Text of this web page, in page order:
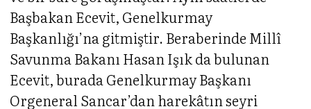
Başbakan Ecevit, Genelkurmay
Başkanlığı’na gitmiştir. Beraberinde Millî
Savunma Bakanı Hasan Işık da bulunan
Ecevit, burada Genelkurmay Başkanı
Orgeneral Sancar’dan harekâtın seyri